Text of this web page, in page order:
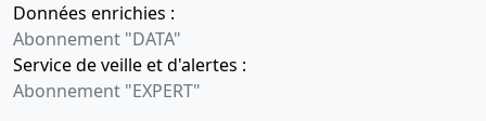
Données enrichies :
Abonnement "DATA"
Service de veille et d'alertes :
Abonnement "EXPERT"